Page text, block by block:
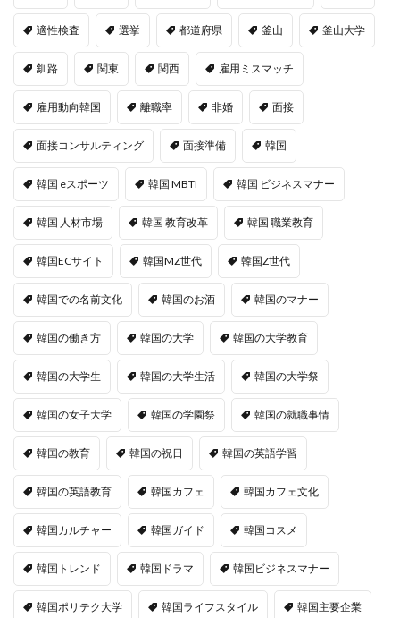
適性検査 選挙 都道府県 釜山 釜山大学
釧路 関東 関西 雇用ミスマッチ
雇用動向韓国 離職率 非婚 面接
面接コンサルティング 面接準備 韓国
韓国 eスポーツ 韓国 MBTI 韓国 ビジネスマナー
韓国 人材市場 韓国 教育改革 韓国 職業教育
韓国ECサイト 韓国MZ世代 韓国Z世代
韓国での名前文化 韓国のお酒 韓国のマナー
韓国の働き方 韓国の大学 韓国の大学教育
韓国の大学生 韓国の大学生活 韓国の大学祭
韓国の女子大学 韓国の学園祭 韓国の就職事情
韓国の教育 韓国の祝日 韓国の英語学習
韓国の英語教育 韓国カフェ 韓国カフェ文化
韓国カルチャー 韓国ガイド 韓国コスメ
韓国トレンド 韓国ドラマ 韓国ビジネスマナー
韓国ポリテク大学 韓国ライフスタイル 韓国主要企業